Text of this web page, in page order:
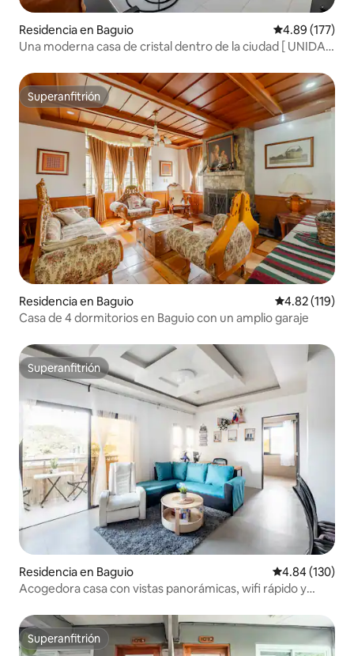
Residencia en Baguio Calificación
4.89 (177)
Una moderna casa de cristal dentro de la ciudad [ UNIDAD
Superanfitrión
Superanfitrión
Residencia en Baguio Calificación
4.82 (119)
Casa de 4 dormitorios en Baguio con un amplio garaje
Superanfitrión
Superanfitrión
Residencia en Baguio Calificación
4.84 (130)
Acogedora casa con vistas panorámicas, wifi rápido y
Superanfitrión
Superanfitrión